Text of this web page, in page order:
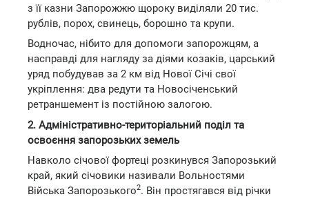
з її казни Запорожжю щороку виділяли 20 тис.
рублів, порох, свинець, борошно та крупи.
Водночас, нібито для допомоги запорожцям, а
насправді для нагляду за діями козаків, царський
уряд побудував за 2 км від Нової Січі свої
укріплення: два редути та Новосіченський
ретраншемент із постійною залогою.
2. Адміністративно-територіальний поділ та
освоєння запорозьких земель
Навколо січової фортеці розкинувся Запорозький
край, який січовики називали Вольностями
Війська Запорозького2. Він простягався від річки